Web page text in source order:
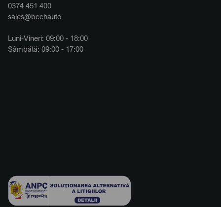
0374 451 400
sales@bcchauto
Luni-Vineri: 09:00 - 18:00
Sâmbătă: 09:00 - 17:00